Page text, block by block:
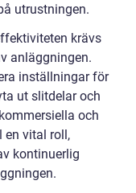
utrustningen.
krävs
anläggningen.
inställningar för
ut slitdelar och
och
en vital roll,
kontinuerlig